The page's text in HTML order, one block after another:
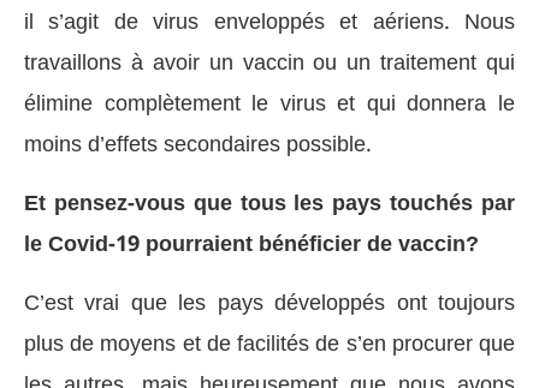
il s’agit de virus enveloppés et aériens. Nous
travaillons à avoir un vaccin ou un traitement qui
élimine complètement le virus et qui donnera le
moins d’effets secondaires possible.
Et pensez-vous que tous les pays touchés par
le Covid-19 pourraient bénéficier de vaccin?
C’est vrai que les pays développés ont toujours
plus de moyens et de facilités de s’en procurer que